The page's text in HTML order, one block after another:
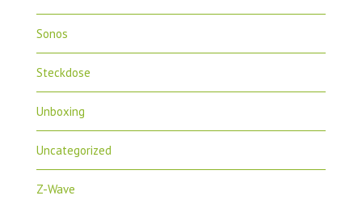
Sonos
Steckdose
Unboxing
Uncategorized
Z-Wave